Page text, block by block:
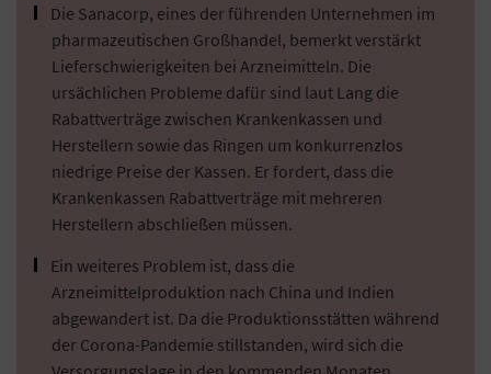
Die Sanacorp, eines der führenden Unternehmen im
pharmazeutischen Großhandel, bemerkt verstärkt
Lieferschwierigkeiten bei Arzneimitteln. Die
ursächlichen Probleme dafür sind laut Lang die
Rabattverträge zwischen Krankenkassen und
Herstellern sowie das Ringen um konkurrenzlos
niedrige Preise der Kassen. Er fordert, dass die
Krankenkassen Rabattverträge mit mehreren
Herstellern abschließen müssen.
Ein weiteres Problem ist, dass die
Arzneimittelproduktion nach China und Indien
abgewandert ist. Da die Produktionsstätten während
der Corona-Pandemie stillstanden, wird sich die